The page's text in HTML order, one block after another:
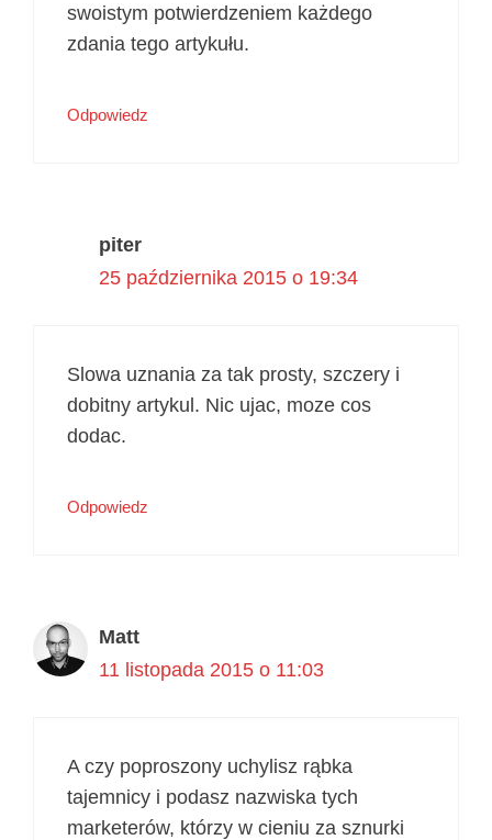
swoistym potwierdzeniem każdego
zdania tego artykułu.
Odpowiedz
piter
25 października 2015 o 19:34
Slowa uznania za tak prosty, szczery i
dobitny artykul. Nic ujac, moze cos
dodac.
Odpowiedz
Matt
11 listopada 2015 o 11:03
A czy poproszony uchylisz rąbka
tajemnicy i podasz nazwiska tych
marketerów, którzy w cieniu za sznurki